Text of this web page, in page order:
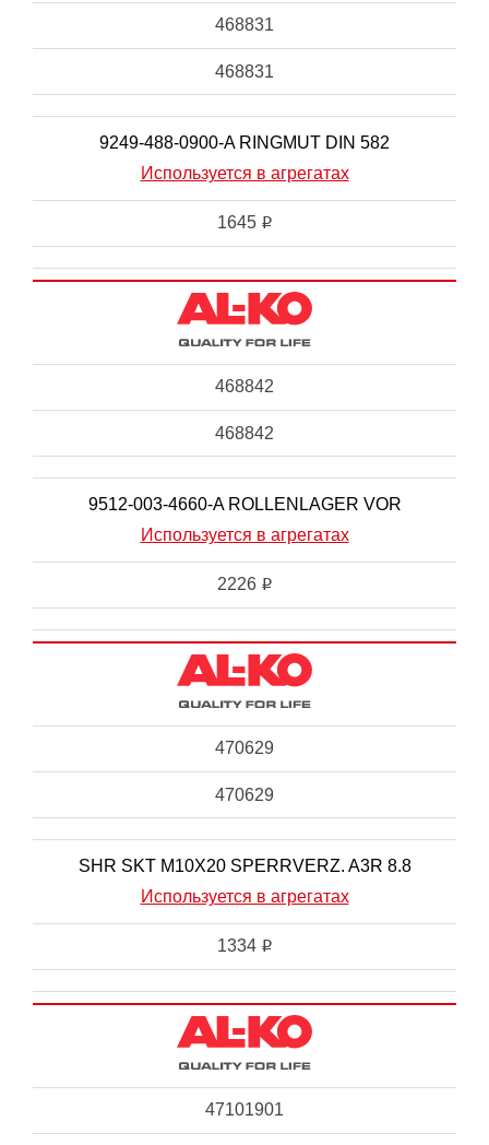
468831
468831
9249-488-0900-A RINGMUT DIN 582
Используется в агрегатах
1645 i
468842
468842
9512-003-4660-A ROLLENLAGER VOR
Используется в агрегатах
2226 i
470629
470629
SHR SKT M10X20 SPERRVERZ. A3R 8.8
Используется в агрегатах
1334 i
47101901